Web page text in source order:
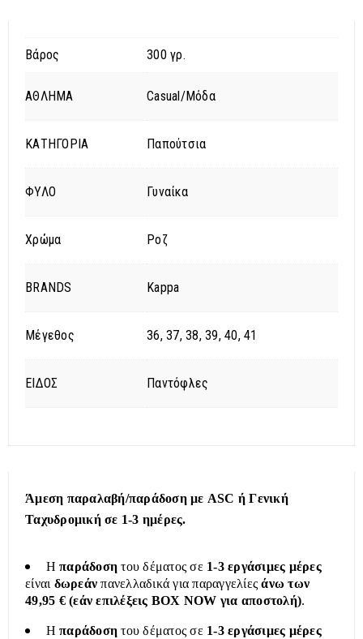
Βάρος 300 γρ.
ΑΘΛΗΜΑ Casual/Μόδα
ΚΑΤΗΓΟΡΙΑ Παπούτσια
ΦΥΛΟ Γυναίκα
Χρώμα Ροζ
BRANDS Kappa
Μέγεθος 36, 37, 38, 39, 40, 41
ΕΙΔΟΣ Παντόφλες
Άμεση παραλαβή/παράδοση με ASC ή Γενική
Ταχυδρομική σε 1-3 ημέρες.
Ηπαράδοση του δέματος σε 1-3 εργάσιμες μέρες
είναι δωρεάν πανελλαδικά για παραγγελίεςάνω των
49,95 € (εάν επιλέξεις BOX NOW για αποστολή).
Ηπαράδοση του δέματος σε 1-3 εργάσιμες μέρες